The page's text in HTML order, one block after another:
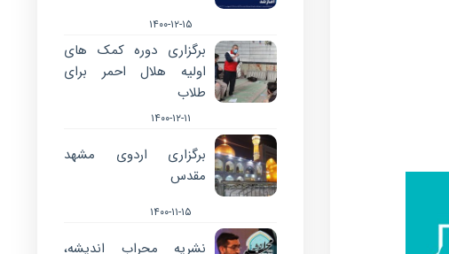
۱۴۰۰-۱۲-۱۵
برگزاری دوره کمک های
اولیه هلال احمر برای
طلاب
۱۴۰۰-۱۲-۱۱
برگزاری اردوی مشهد
مقدس
۱۴۰۰-۱۱-۱۵
نشریه محراب اندیشه،